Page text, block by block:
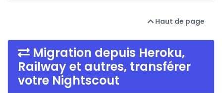
Haut de page
Migration depuis Heroku,
Railway et autres, transférer
votre Nightscout